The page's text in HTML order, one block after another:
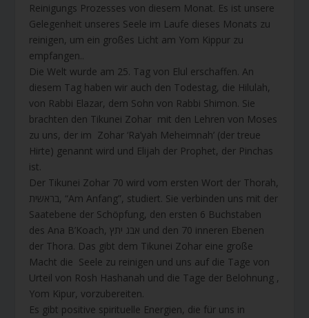
Reinigungs Prozesses von diesem Monat. Es ist unsere
Gelegenheit unseres Seele im Laufe dieses Monats zu
reinigen, um ein großes Licht am Yom Kippur zu
empfangen..
Die Welt wurde am 25. Tag von Elul erschaffen. An
diesem Tag haben wir auch den Todestag, die Hilulah,
von Rabbi Elazar, dem Sohn von Rabbi Shimon. Sie
brachten den Tikunei Zohar mit den Lehren von Moses
zu uns, der im Zohar ‘Ra’yah Meheimnah’ (der treue
Hirte) genannt wird und Elijah der Prophet, der Pinchas
ist.
Der Tikunei Zohar 70 wird vom ersten Wort der Thorah,
בראשית, “Am Anfang”, studiert. Sie verbinden uns mit der
Saatebene der Schöpfung, den ersten 6 Buchstaben
des Ana B’Koach, אבג יתץ und den 70 inneren Ebenen
der Thora. Das gibt dem Tikunei Zohar eine große
Macht die Seele zu reinigen und uns auf die Tage von
Urteil von Rosh Hashanah und die Tage der Belohnung ,
Yom Kipur, vorzubereiten.
Es gibt positive spirituelle Energien, die für uns in